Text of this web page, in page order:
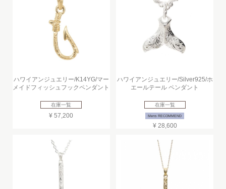
ハワイアンジュエリー/K14YG/マー
メイドフィッシュフックペンダント
在庫一覧
¥ 57,200
ハワイアンジュエリー/Silver925/ホ
エールテール ペンダント
在庫一覧
Mens RECOMMEND
¥ 28,600